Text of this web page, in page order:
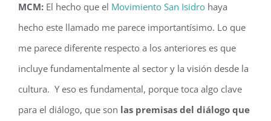
MCM: El hecho que el Movimiento San Isidro haya
hecho este llamado me parece importantísimo. Lo que
me parece diferente respecto a los anteriores es que
incluye fundamentalmente al sector y la visión desde la
cultura. Y eso es fundamental, porque toca algo clave
para el diálogo, que son las premisas del diálogo que